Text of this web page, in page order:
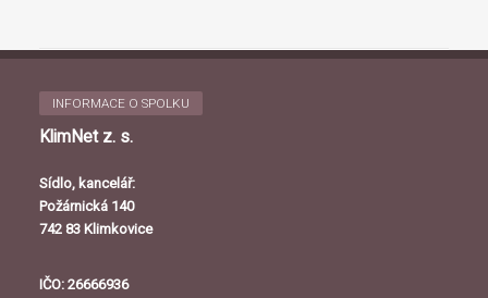
INFORMACE O SPOLKU
KlimNet z. s.
Sídlo, kancelář:
Požárnická 140
742 83 Klimkovice
IČO: 26666936